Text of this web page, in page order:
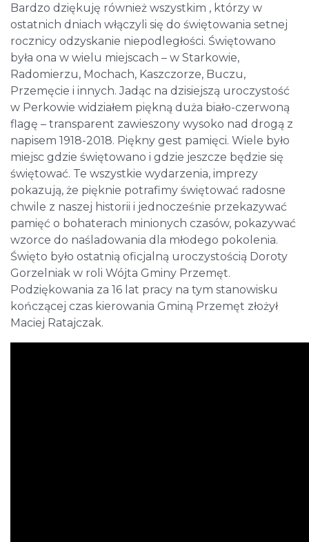
Bardzo dziękuję również wszystkim , którzy w
ostatnich dniach włączyli się do świętowania setnej
rocznicy odzyskanie niepodległości. Świętowano
była ona w wielu miejscach – w Starkowie,
Radomierzu, Mochach, Kaszczorze, Buczu,
Przemęcie i innych. Jadąc na dzisiejszą uroczystość
w Perkowie widziałem piękną duża biało-czerwoną
flagę – transparent zawieszony wysoko nad drogą z
napisem 1918-2018. Piękny gest pamięci. Wiele było
miejsc gdzie świętowano i gdzie jeszcze będzie się
świętować. Te wszystkie wydarzenia, imprezy
pokazują, że pięknie potrafimy świętować radosne
chwile z naszej historii i jednocześnie przekazywać
pamięć o bohaterach minionych czasów, pokazywać
wzorce do naśladowania dla młodego pokolenia.
Święto było ostatnią oficjalną uroczystością Doroty
Gorzelniak w roli Wójta Gminy Przemęt.
Podziękowania za 16 lat pracy na tym stanowisku
kończącej czas kierowania Gminą Przemęt złożył
Maciej Ratajczak.